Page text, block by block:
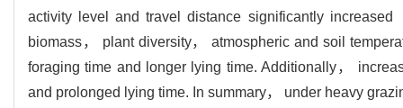
activity level and travel distance significantly increased
biomass， plant diversity， atmospheric and soil
foraging time and longer lying time. Additionally，
and prolonged lying time. In summary， under heavy